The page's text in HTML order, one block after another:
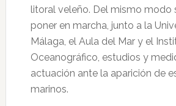
litoral veleño. Del mismo modo
poner en marcha, junto a la
Málaga, el Aula del Mar y el
Oceanográfico, estudios y
actuación ante la aparición de
marinos.